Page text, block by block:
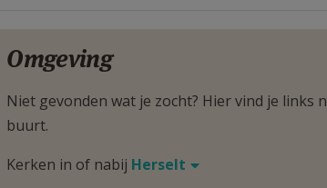
Omgeving
Niet gevonden wat je zocht? Hier vind je links
buurt.
Kerken in of nabij Herselt